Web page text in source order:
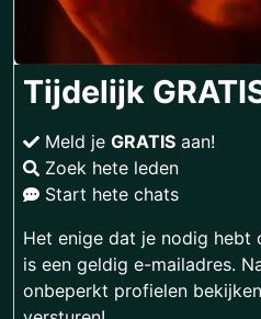
Tijdelijk
Meld je GRATIS aan!
Zoek hete leden
Start hete chats
Het enige dat je nodig hebt
is een geldig e-mailadres.
onbeperkt profielen